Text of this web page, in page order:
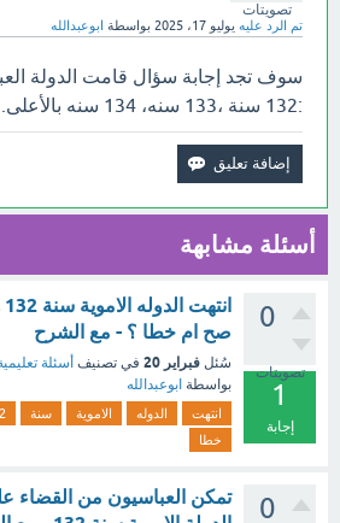
تصويتات
تم الرد عليه يوليو 17، 2025 بواسطة ابوعبدالله
سوف تجد إجابة سؤال قامت الدولة
:132 سنة ،133 سنه، 134 سنه بالأعلى.
أسئلة مشابهة
0
تصويتات
1
إجابة
صح ام خطا ؟ - مع الشرح
سُئل فبراير 20 في تصنيف أسئلة
بواسطة ابوعبدالله
انتهت الدوله الاموية سنة
خطا
0
تمكن العباسيون من القضاء